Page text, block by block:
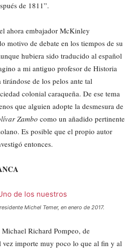
de 1811”.
ahora embajador McKinley
motivo de debate en los tiempos de su
hubiera sido traducido al español
a mi antiguo profesor de Historia
de los pelos ante tal
colonial caraqueña. De ese tema
que alguien adopte la desmesura de
Zambo como un añadido pertinente
Es posible que el propio autor
entonces.
Michel Temer, en enero de 2017.
Richard Pompeo, de
vez importe muy poco lo que al fin y al